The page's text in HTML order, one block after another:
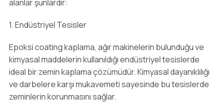
alanlar şunlardır:
1. Endüstriyel Tesisler
Epoksi coating kaplama, ağır makinelerin bulunduğu ve
kimyasal maddelerin kullanıldığı endüstriyel tesislerde
ideal bir zemin kaplama çözümüdür. Kimyasal dayanıklılığı
ve darbelere karşı mukavemeti sayesinde bu tesislerde
zeminlerin korunmasını sağlar.